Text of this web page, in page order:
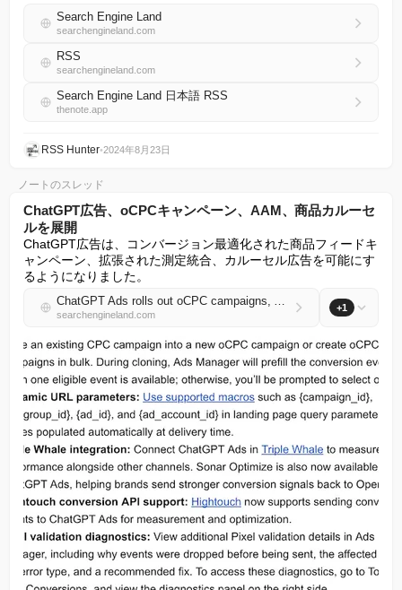
Search Engine Land
searchengineland.com
RSS
searchengineland.com
Search Engine Land 日本語 RSS
thenote.app
RSS Hunter•2024年8月23日
ノートのスレッド
ChatGPT広告、oCPCキャンペーン、AAM、商品カルーセ
ルを展開
ChatGPT広告は、コンバージョン最適化された商品フィードキ
ャンペーン、拡張された測定統合、カルーセル広告を可能にす
るようになりました。
ChatGPT Ads rolls out oCPC campaigns, AAM and product carousels
searchengineland.com
+1